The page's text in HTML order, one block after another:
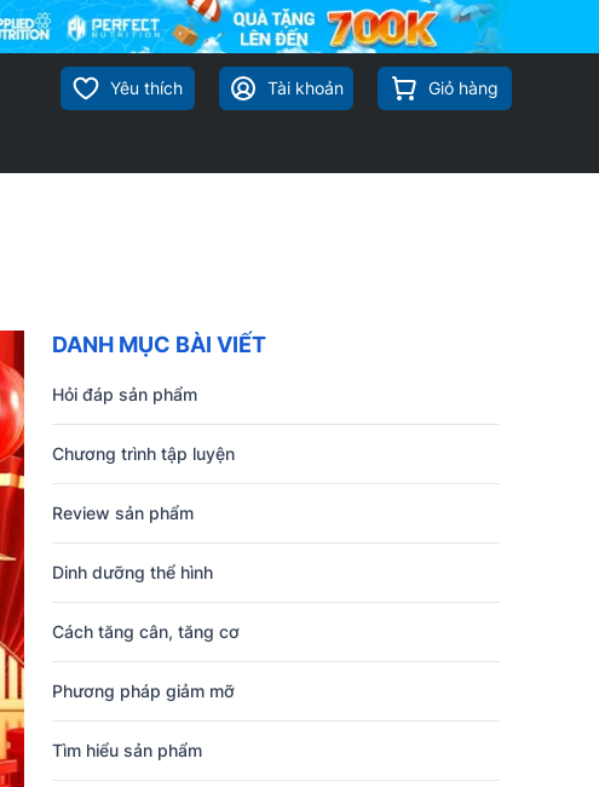
Yêu thích Tài khoản Giỏ hàng
DANH MỤC BÀI VIẾT
Hỏi đáp sản phẩm
Chương trình tập luyện
Review sản phẩm
Dinh dưỡng thể hình
Cách tăng cân, tăng cơ
Phương pháp giảm mỡ
Tìm hiểu sản phẩm